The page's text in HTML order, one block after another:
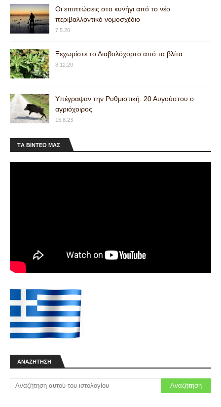
Οι επιπτώσεις στο κυνήγι από το νέο
περιβαλλοντικό νομοσχέδιο
7.5.20
Ξεχωρίστε το Διαβολόχορτο από τα βλίτα
8.12.20
Υπέγραψαν την Ρυθμιστική. 20 Αυγούστου ο
αγριόχοιρος
15.8.23
ΤA ΒΙΝΤΕΟ MAΣ
ΑΝΑΖΉΤΗΣΗ